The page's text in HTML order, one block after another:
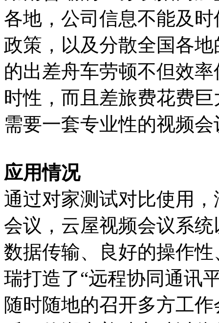
各地，公司信息不能及
政策，以及分散全国各
的出差舟车劳顿不但效
时性，而且差旅费花费
需要一套专业性的视频
应用情况
通过对家测试对比使用
会议，云屋视频会议系
数据传输、良好的操作
瑞打造了“远程协同通讯
随时随地的召开多方工